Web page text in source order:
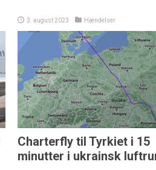
3. august 2023 Hændelser
Charterfly til Tyrkiet i 15
minutter i ukrainsk